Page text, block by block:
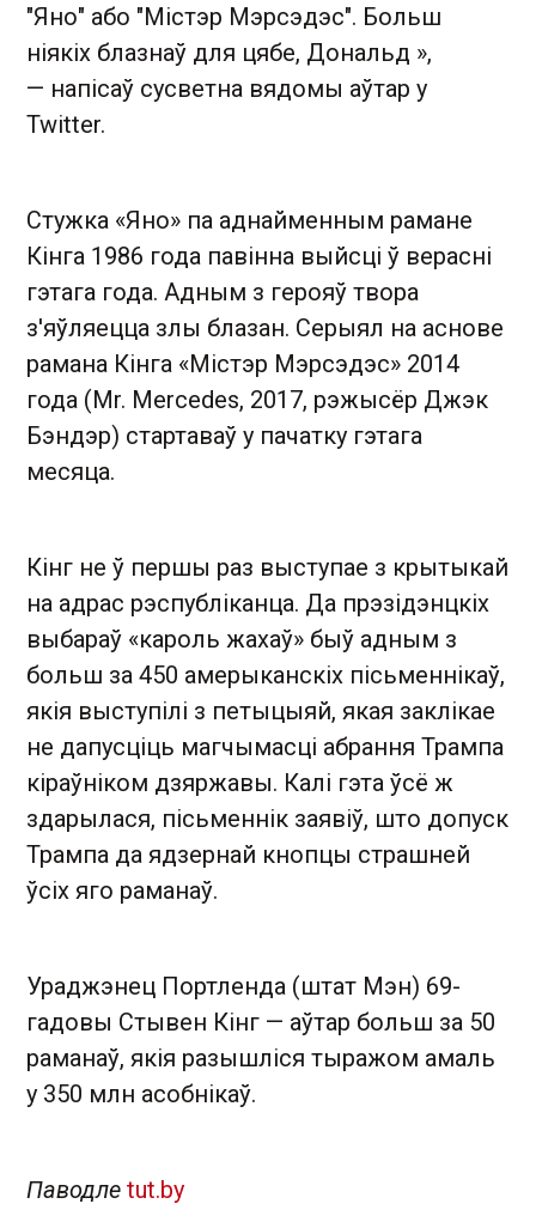
"Яно" або "Містэр Мэрсэдэс". Больш
ніякіх блазнаў для цябе, Дональд »,
— напісаў сусветна вядомы аўтар у
Twitter.
Стужка «Яно» па аднайменным рамане
Кінга 1986 года павінна выйсці ў верасні
гэтага года. Адным з герояў твора
з'яўляецца злы блазан. Серыял на аснове
рамана Кінга «Містэр Мэрсэдэс» 2014
года (Mr. Mercedes, 2017, рэжысёр Джэк
Бэндэр) стартаваў у пачатку гэтага
месяца.
Кінг не ў першы раз выступае з крытыкай
на адрас рэспубліканца. Да прэзідэнцкіх
выбараў «кароль жахаў» быў адным з
больш за 450 амерыканскіх пісьменнікаў,
якія выступілі з петыцыяй, якая заклікае
не дапусціць магчымасці абрання Трампа
кіраўніком дзяржавы. Калі гэта ўсё ж
здарылася, пісьменнік заявіў, што допуск
Трампа да ядзернай кнопцы страшней
ўсіх яго раманаў.
Ураджэнец Портленда (штат Мэн) 69-
гадовы Стывен Кінг — аўтар больш за 50
раманаў, якія разышліся тыражом амаль
у 350 млн асобнікаў.
Паводле tut.by